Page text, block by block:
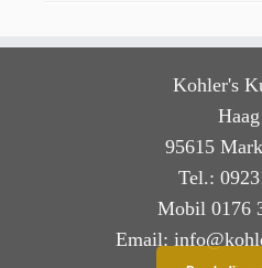
Kohler's
95615
Tel.:
Mobil 0176
Email: